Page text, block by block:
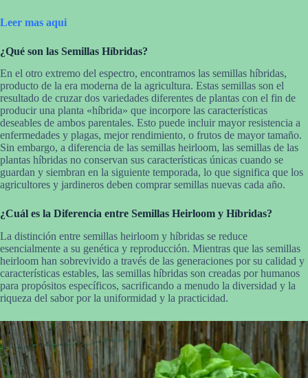
Leer mas aqui
¿Qué son las Semillas Híbridas?
En el otro extremo del espectro, encontramos las semillas híbridas,
producto de la era moderna de la agricultura. Estas semillas son el
resultado de cruzar dos variedades diferentes de plantas con el fin de
producir una planta «híbrida» que incorpore las características
deseables de ambos parentales. Esto puede incluir mayor resistencia a
enfermedades y plagas, mejor rendimiento, o frutos de mayor tamaño.
Sin embargo, a diferencia de las semillas heirloom, las semillas de las
plantas híbridas no conservan sus características únicas cuando se
guardan y siembran en la siguiente temporada, lo que significa que los
agricultores y jardineros deben comprar semillas nuevas cada año.
¿Cuál es la Diferencia entre Semillas Heirloom y Híbridas?
La distinción entre semillas heirloom y híbridas se reduce
esencialmente a su genética y reproducción. Mientras que las semillas
heirloom han sobrevivido a través de las generaciones por su calidad y
características estables, las semillas híbridas son creadas por humanos
para propósitos específicos, sacrificando a menudo la diversidad y la
riqueza del sabor por la uniformidad y la practicidad.